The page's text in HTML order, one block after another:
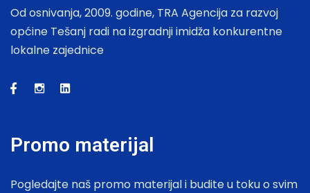
Od osnivanja, 2009. godine, TRA Agencija za razvoj
općine Tešanj radi na izgradnji imidža konkurentne
lokalne zajednice
Promo materijal
Pogledajte naš promo materijal i budite u toku o svim